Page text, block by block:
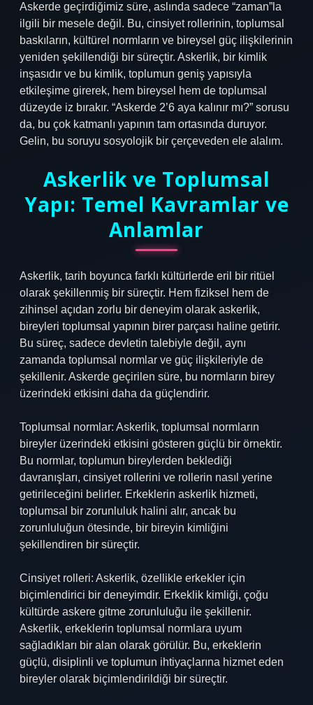
Askerde geçirdiğimiz süre, aslında sadece “zaman”la
ilgili bir mesele değil. Bu, cinsiyet rollerinin, toplumsal
baskıların, kültürel normların ve bireysel güç ilişkilerinin
yeniden şekillendiği bir süreçtir. Askerlik, bir kimlik
inşasıdır ve bu kimlik, toplumun geniş yapısıyla
etkileşime girerek, hem bireysel hem de toplumsal
düzeyde iz bırakır. “Askerde 2’6 aya kalınır mı?” sorusu
da, bu çok katmanlı yapının tam ortasında duruyor.
Gelin, bu soruyu sosyolojik bir çerçeveden ele alalım.
Askerlik ve Toplumsal
Yapı: Temel Kavramlar ve
Anlamlar
Askerlik, tarih boyunca farklı kültürlerde eril bir ritüel
olarak şekillenmiş bir süreçtir. Hem fiziksel hem de
zihinsel açıdan zorlu bir deneyim olarak askerlik,
bireyleri toplumsal yapının birer parçası haline getirir.
Bu süreç, sadece devletin talebiyle değil, aynı
zamanda toplumsal normlar ve güç ilişkileriyle de
şekillenir. Askerde geçirilen süre, bu normların birey
üzerindeki etkisini daha da güçlendirir.
Toplumsal normlar: Askerlik, toplumsal normların
bireyler üzerindeki etkisini gösteren güçlü bir örnektir.
Bu normlar, toplumun bireylerden beklediği
davranışları, cinsiyet rollerini ve rollerin nasıl yerine
getirileceğini belirler. Erkeklerin askerlik hizmeti,
toplumsal bir zorunluluk halini alır, ancak bu
zorunluluğun ötesinde, bir bireyin kimliğini
şekillendiren bir süreçtir.
Cinsiyet rolleri: Askerlik, özellikle erkekler için
biçimlendirici bir deneyimdir. Erkeklik kimliği, çoğu
kültürde askere gitme zorunluluğu ile şekillenir.
Askerlik, erkeklerin toplumsal normlara uyum
sağladıkları bir alan olarak görülür. Bu, erkeklerin
güçlü, disiplinli ve toplumun ihtiyaçlarına hizmet eden
bireyler olarak biçimlendirildiği bir süreçtir.